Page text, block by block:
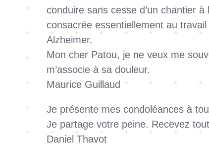
conduire sans cesse d’un chantier
consacrée essentiellement au
Alzheimer.
Mon cher Patou, je ne veux me
m’associe à sa douleur.
Maurice Guillaud
Je présente mes condoléances à
Je partage votre peine. Recevez
Daniel Thavot